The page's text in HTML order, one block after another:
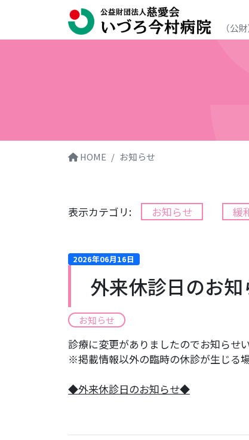
（公
HOME お知らせ
表示カテゴリ: お知らせ 緩
2026年06月16日
外来休診日のお知
お知らせ
診療に変更がありましたのでお知らせい
※掲載情報以外の臨時の休診が生じる
​◆外来休診日のお知らせ◆